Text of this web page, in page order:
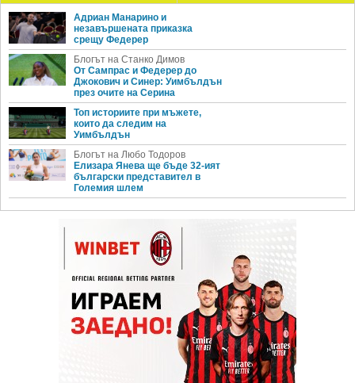
Адриан Манарино и
незавършената приказка
срещу Федерер
Блогът на Станко Димов
От Сампрас и Федерер до
Джокович и Синер: Уимбълдън
през очите на Серина
Топ историите при мъжете,
които да следим на
Уимбълдън
Блогът на Любо Тодоров
Елизара Янева ще бъде 32-ият
български представител в
Големия шлем